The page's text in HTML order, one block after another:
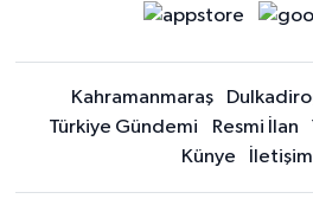
Kahramanmaraş
Türkiye Gündemi
Resmi İlan
Künye
İletişim